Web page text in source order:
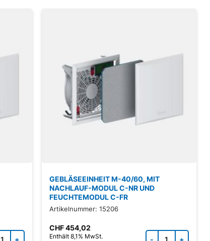
Zubehörprodukt Menge
GEBLÄSEEINHEIT M-40/60, MIT
NACHLAUF-MODUL C-NR UND
FEUCHTEMODUL C-FR
Artikelnummer: 15206
CHF454,02
Enthält 8,1% MwSt.